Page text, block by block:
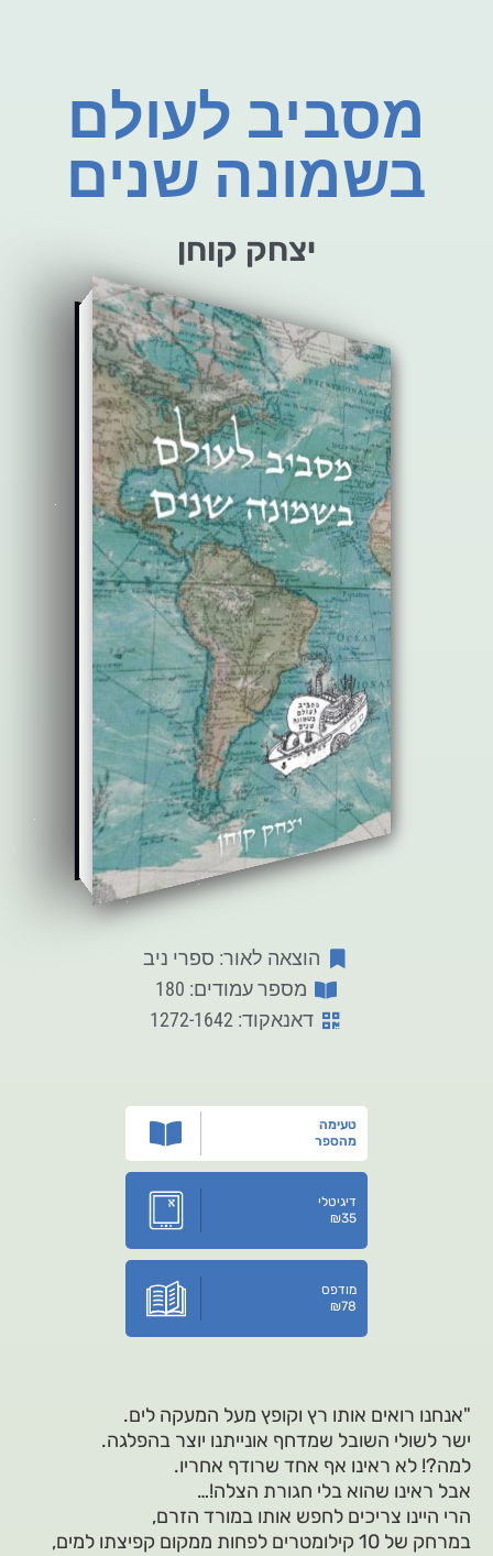
מסביב לעולם
בשמונה שנים
יצחק קוחן
הוצאה לאור: ספרי ניב
מספר עמודים: 180
דאנאקוד: 1272-1642
טעימה
מהספר
דיגיטלי
₪35
מודפס
₪78
"אנחנו רואים אותו רץ וקופץ מעל המעקה לים.
ישר לשולי השובל שמדחף אונייתנו יוצר בהפלגה.
למה?! לא ראינו אף אחד שרודף אחריו.
אבל ראינו שהוא בלי חגורת הצלה!…
הרי היינו צריכים לחפש אותו במורד הזרם,
במרחק של 10 קילומטרים לפחות ממקום קפיצתו למים,